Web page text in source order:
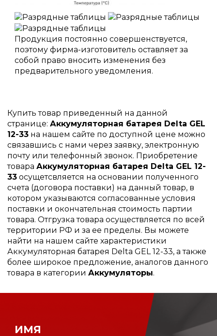
Продукция постоянно совершенствуется,
поэтому фирма-изготовитель оставляет за
собой право вносить изменения без
предварительного уведомления.
Купить товар приведенный на данной
странице: Аккумуляторная батарея Delta GEL
12-33 на нашем сайте по доступной цене можно
связавшись с нами через заявку, электронную
почту или телефонный звонок. Приобретение
товара Аккумуляторная батарея Delta GEL 12-
33 осущетсвляется на основании полученного
счета (договора поставки) на данный товар, в
котором указываются согласованные условия
поставки и окончательная стоимость партии
товара. Отгрузка товара осуществляется по всей
территории РФ и за ее пределы. Вы можете
найти на нашем сайте характеристики
Аккумуляторная батарея Delta GEL 12-33, а также
более широкое предложение, аналогов данного
товара в категории Аккумуляторы.
ИМЯ